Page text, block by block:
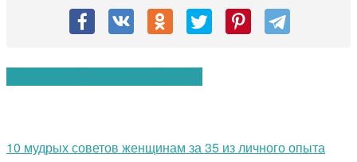
10 мудрых советов женщинам за 35 из личного опыта